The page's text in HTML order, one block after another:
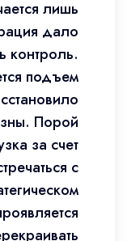
лишь
дало
контроль.
подъем
Порой
за счет
с